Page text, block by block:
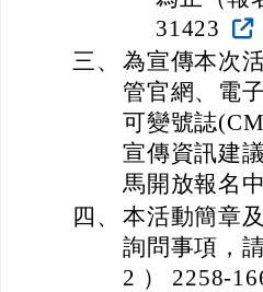
31423
三、 為宣傳本次
管官網、電
可變號誌
宣傳資訊建
馬開放報名
四、 本活動簡章
詢問事項，
2 ） 2258-